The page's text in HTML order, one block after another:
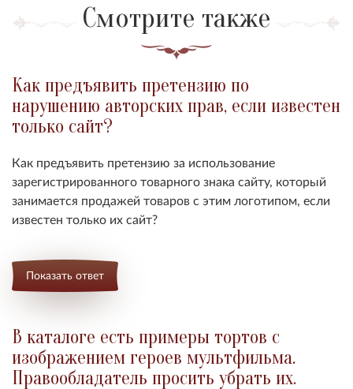
Смотрите также
Как предъявить претензию по
нарушению авторских прав, если известен
только сайт?
Как предъявить претензию за использование
зарегистрированного товарного знака сайту, который
занимается продажей товаров с этим логотипом, если
известен только их сайт?
Показать ответ
В каталоге есть примеры тортов с
изображением героев мультфильма.
Правообладатель просить убрать их.